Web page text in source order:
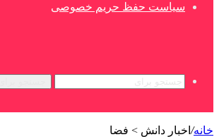
سیاست حفظ حریم خصوصی
خانه/ اخبار دانش > فضا